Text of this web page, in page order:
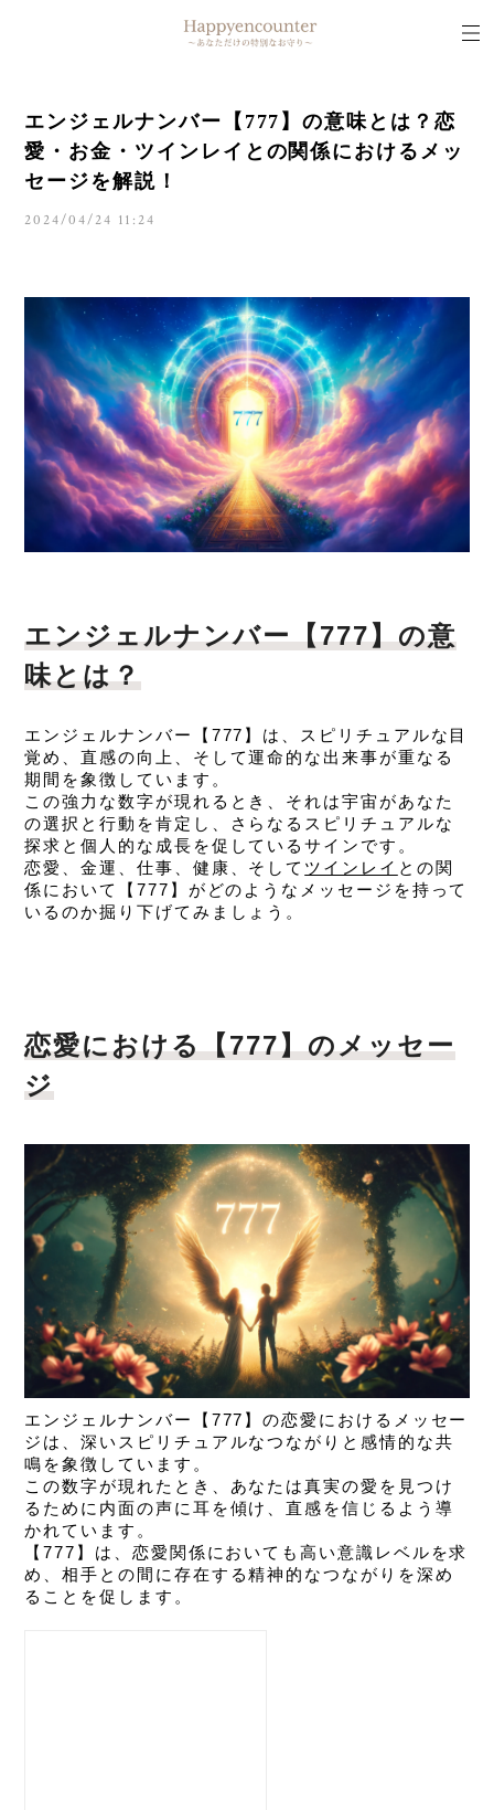
エンジェルナンバー【777】の意味とは？恋
愛・お金・ツインレイとの関係におけるメッ
セージを解説！
2024/04/24 11:24
エンジェルナンバー【777】の意
味とは？
エンジェルナンバー【777】は、スピリチュアルな目
覚め、直感の向上、そして運命的な出来事が重なる
期間を象徴しています。
この強力な数字が現れるとき、それは宇宙があなた
の選択と行動を肯定し、さらなるスピリチュアルな
探求と個人的な成長を促しているサインです。
恋愛、金運、仕事、健康、そして ツインレイ との関
係において【777】がどのようなメッセージを持って
いるのか掘り下げてみましょう。
恋愛における【777】のメッセー
ジ
エンジェルナンバー【777】の恋愛におけるメッセー
ジは、深いスピリチュアルなつながりと感情的な共
鳴を象徴しています。
この数字が現れたとき、あなたは真実の愛を見つけ
るために内面の声に耳を傾け、直感を信じるよう導
かれています。
【777】は、恋愛関係においても高い意識レベルを求
め、相手との間に存在する精神的なつながりを深め
ることを促します。